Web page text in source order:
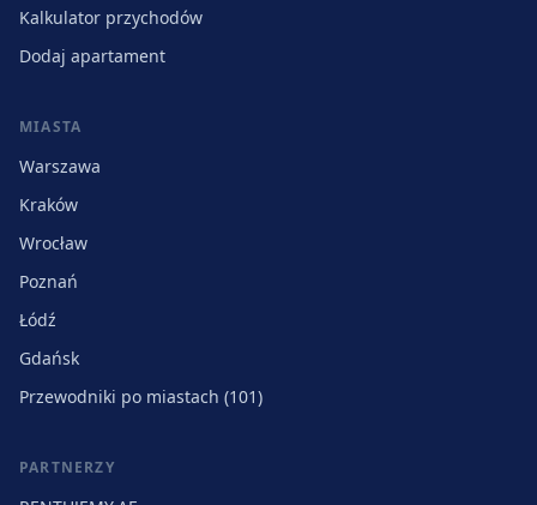
Kalkulator przychodów
Dodaj apartament
MIASTA
Warszawa
Kraków
Wrocław
Poznań
Łódź
Gdańsk
Przewodniki po miastach (101)
PARTNERZY